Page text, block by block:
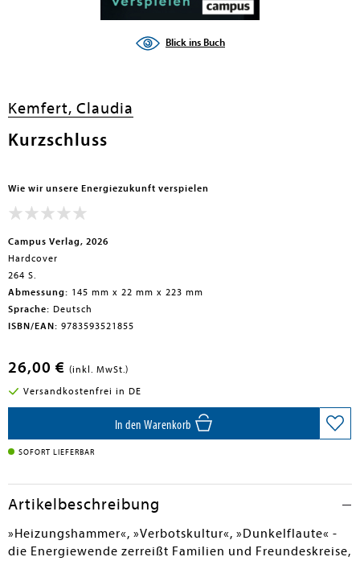
Blick ins Buch
Kemfert, Claudia
Kurzschluss
Wie wir unsere Energiezukunft verspielen
Campus Verlag, 2026
Hardcover
264 S.
Abmessung: 145 mm x 22 mm x 223 mm
Sprache: Deutsch
ISBN/EAN: 9783593521855
26,00 € (inkl. MwSt.)
Versandkostenfrei in DE
In den Warenkorb
SOFORT LIEFERBAR
Artikelbeschreibung
»Heizungshammer«, »Verbotskultur«, »Dunkelflaute« -
die Energiewende zerreißt Familien und Freundeskreise,